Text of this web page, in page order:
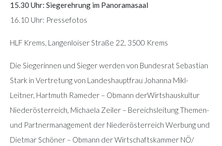
15.30 Uhr: Siegerehrung im Panoramasaal
16.10 Uhr: Pressefotos
HLF Krems, Langenloiser Straße 22, 3500 Krems
Die Siegerinnen und Sieger werden von Bundesrat Sebastian
Stark in Vertretung von Landeshauptfrau Johanna Mikl-
Leitner, Hartmuth Rameder – Obmann derWirtshauskultur
Niederösterreich, Michaela Zeiler – Bereichsleitung Themen-
und Partnermanagement der Niederösterreich Werbung und
Dietmar Schöner – Obmann der Wirtschaftskammer NÖ/